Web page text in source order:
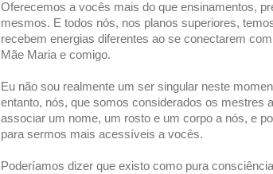
Oferecemos a vocês mais do que ensinamentos,
mesmos. E todos nós, nos planos superiores,
recebem energias diferentes ao se conectarem
Mãe Maria e comigo.
Eu não sou realmente um ser singular neste
entanto, nós, que somos considerados os mestres
associar um nome, um rosto e um corpo a nós, e
para sermos mais acessíveis a vocês.
Poderíamos dizer que existo como pura